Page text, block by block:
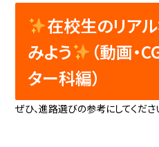
在校生のリア
みよう
（動画・
ター科編）
ぜひ、進路選びの参考にしてくださ